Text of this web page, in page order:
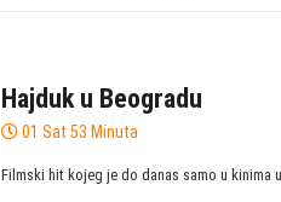
Hajduk u Beogradu
01 Sat 53 Minuta
Filmski hit kojeg je do danas samo u